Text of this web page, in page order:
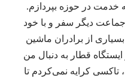
تا به خدمت در حوزه بپردازم.‏
دیگر سفر و با خود
از برادران ماشین
قطار به دنبال من
تاکسی کرایه نمی‌کردم تا